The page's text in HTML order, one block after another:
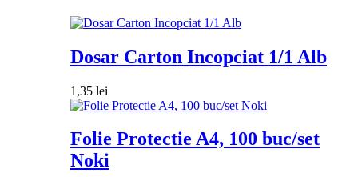
Dosar Carton Incopciat 1/1 Alb
1,35 lei
Folie Protectie A4, 100 buc/set
Noki